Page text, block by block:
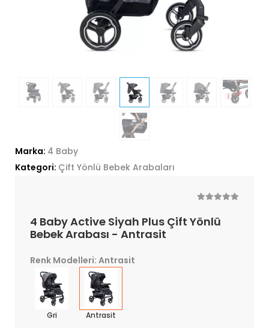
Marka: 4 Baby
Kategori: Çift Yönlü Bebek Arabaları
4 Baby Active Siyah Plus Çift Yönlü
Bebek Arabası - Antrasit
Renk Modelleri: Antrasit
Gri Antrasit